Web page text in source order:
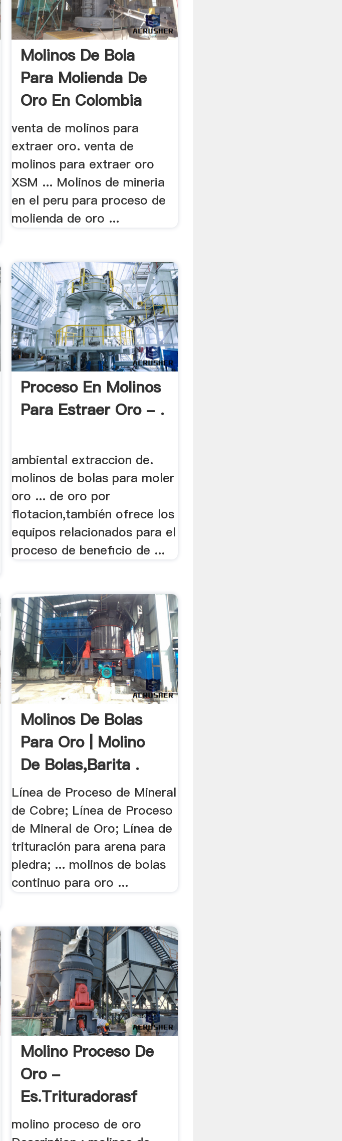
Molinos De Bola
Para Molienda De
Oro En Colombia
venta de molinos para
extraer oro. venta de
molinos para extraer oro
XSM ... Molinos de mineria
en el peru para proceso de
molienda de oro ...
Proceso En Molinos
Para Estraer Oro - .
ambiental extraccion de.
molinos de bolas para moler
oro ... de oro por
flotacion,también ofrece los
equipos relacionados para el
proceso de beneficio de ...
Molinos De Bolas
Para Oro | Molino
De Bolas,Barita .
Línea de Proceso de Mineral
de Cobre; Línea de Proceso
de Mineral de Oro; Línea de
trituración para arena para
piedra; ... molinos de bolas
continuo para oro ...
Molino Proceso De
Oro -
Es.trituradorasf
molino proceso de oro